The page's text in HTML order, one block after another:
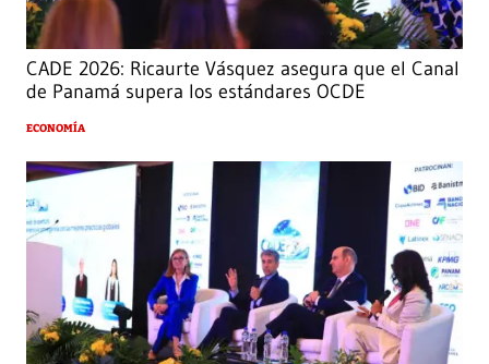
CADE 2026: Ricaurte Vásquez asegura que el Canal
de Panamá supera los estándares OCDE
ECONOMÍA